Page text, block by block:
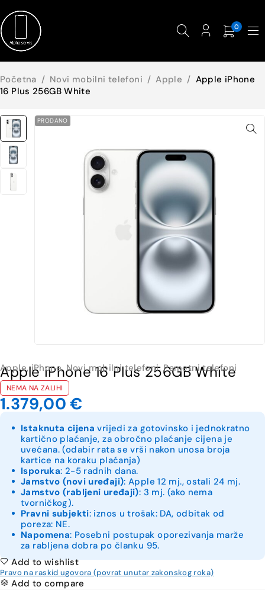
0
Početna / Novi mobilni telefoni / Apple / Apple iPhone
16 Plus 256GB White
PRODANO
Apple,iPhone, Novi mobilni telefoni,Pametni telefoni
Apple iPhone 16 Plus 256GB White
NEMA NA ZALIHI
1.379,00€
Istaknuta cijena vrijedi za gotovinsko i jednokratno
kartično plaćanje, za obročno plaćanje cijena je
uvećana. (odabir rata se vrši nakon unosa broja
kartice na koraku plaćanja)
Isporuka: 2-5 radnih dana.
Jamstvo (novi uređaji): Apple 12 mj., ostali 24 mj.
Jamstvo (rabljeni uređaji): 3 mj. (ako nema
tvorničkog).
Pravni subjekti: iznos u trošak: DA, odbitak od
poreza: NE.
Napomena: Posebni postupak oporezivanja marže
za rabljena dobra po članku 95.
Add to wishlist
Pravo na raskid ugovora (povrat unutar zakonskog roka)
Add to compare